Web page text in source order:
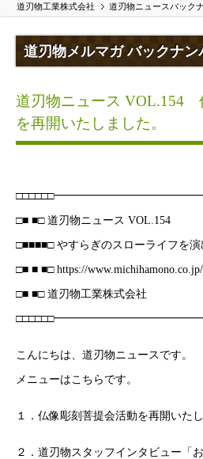
道刃物工業株式会社 道刃物ニュースバック
道刃物メルマガ バックナン
道刃物ニュース VOL.154
を再開いたしました。
□■ ■□ 道刃物ニュース VOL.154
□■■■■□ やすらぎのスローライフを演
□■ ■ ■□ https://www.michihamono.co.jp/
□■ ■□ 道刃物工業株式会社
こんにちは、道刃物ニュースです。
メニューはこちらです。
１．仏像彫刻菩提会活動を再開いたし
２．道刃物スタッフインタビュー「